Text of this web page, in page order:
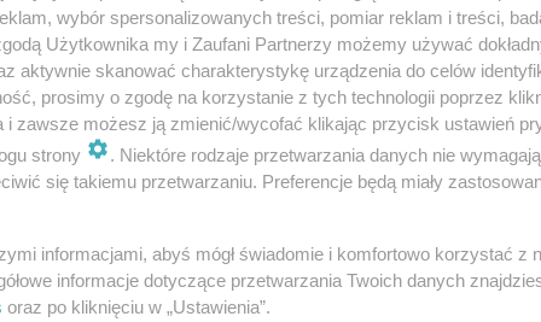
na dany dzień. Istnieją WOD-y „oficjalne”,
swój stały schemat – dla uproszczenia
popularnych, a zarazem najprostszych
5 serii ćwiczeń (rund), z czego jedna
40brzuszkówi 50przysiadów. Między
wybór spersonalizowanych treści, pomiar reklam i treści,
Użytkownika my i Zaufani Partnerzy możemy używać
aktywnie skanować charakterystykę urządzenia do celów
prosimy o zgodę na korzystanie z tych technologii poprzez
i zawsze możesz ją zmienić/wycofać klikając przycisk ustawień
strony
. Niektóre rodzaje przetwarzania danych nie
się takiemu przetwarzaniu. Preferencje będą miały
informacjami, abyś mógł świadomie i komfortowo korzystać z
informacje dotyczące przetwarzania Twoich danych
oraz po kliknięciu w „Ustawienia”.